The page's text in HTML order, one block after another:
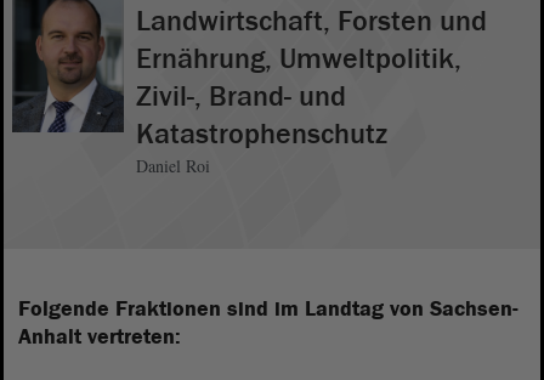
Landwirtschaft, Forsten und
Ernährung, Umweltpolitik,
Zivil-, Brand- und
Katastrophenschutz
Daniel Roi
Folgende Fraktionen sind im Landtag von Sachsen-
Anhalt vertreten: